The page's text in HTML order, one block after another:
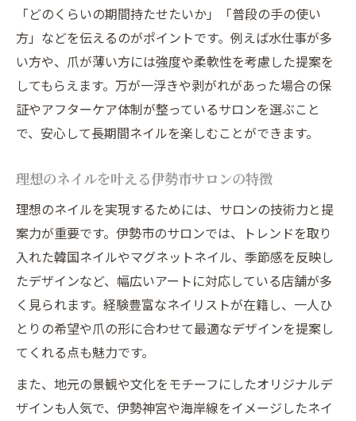
ン
隙間時間に予約できる伊勢市ネイルの工夫
仕事帰りにも便利な伊勢市ネイルサロン情
報
子育て中にも安心の伊勢市ネイルサービス
初めてでも安心できる伊勢市ネイル体験
カウンセリングが丁寧な伊勢市ネイルサロ
初回利用者に優しい伊勢市ネイル施術の流
れ
伊勢市で安心して試せるネイルデザイン
口コミで評判の高い伊勢市ネイルサロンの
特徴
ジェルネイル初心者が伊勢市で感じる安心
「どのくらいの期間持たせたいか」「普段の手の使い
方」などを伝えるのがポイントです。例えば水仕事が多
い方や、爪が薄い方には強度や柔軟性を考慮した提案を
してもらえます。万が一浮きや剥がれがあった場合の保
証やアフターケア体制が整っているサロンを選ぶこと
で、安心して長期間ネイルを楽しむことができます。
理想のネイルを叶える伊勢市サロンの特徴
理想のネイルを実現するためには、サロンの技術力と提
案力が重要です。伊勢市のサロンでは、トレンドを取り
入れた韓国ネイルやマグネットネイル、季節感を反映し
たデザインなど、幅広いアートに対応している店舗が多
く見られます。経験豊富なネイリストが在籍し、一人ひ
とりの希望や爪の形に合わせて最適なデザインを提案し
てくれる点も魅力です。
また、地元の景観や文化をモチーフにしたオリジナルデ
ザインも人気で、伊勢神宮や海岸線をイメージしたネイ